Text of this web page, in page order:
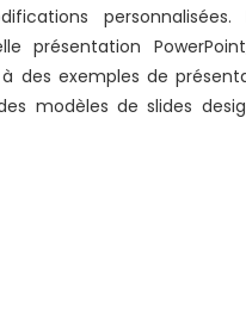
personnalisées.
présentation
des exemples de
modèles de slides